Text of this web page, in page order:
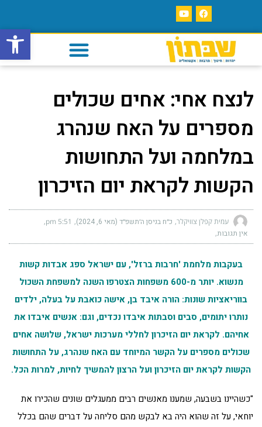
פתח
לנצח אחי: אחים שכולים
מספרים על האח שנהרג
במלחמה ועל התחושות
הקשות לקראת יום הזיכרון
עמית קפלן צוויקלר כ״ח בניסן ה׳תשפ״ד (מאי 6, 2024) 5:51 pm
אין תגובות
בעקבות מלחמת 'חרבות ברזל', עם ישראל ספג אבדות קשות
מנשוא. יותר מ-600 משפחות הצטרפו השנה למשפחת השכול
בווריאציות שונות: הורה איבד בן, אישה כואבת על בעלה, ילדים
נותרו יתומים, סבים וסבתות איבדו נכדים, וגם: אנשים איבדו את
אחיהם. לקראת יום הזיכרון לחללי מערכות ישראל, שלושה אחים
שכולים מספרים על הקשר המיוחד עם האח שנהרג, על התחושות
הקשות לקראת יום הזיכרון ועל הרצון להמשיך לחיות, למרות הכל.
"כשהיינו בשבעה, שמענו מאנשים רבים ממעגלים שונים שהכירו את
יוחאי, על זה שהוא היה בא לבקש מהם סליחה על דברים שהם בכלל